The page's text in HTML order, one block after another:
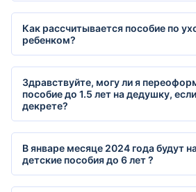
Как рассчитывается пособие по
ребенком?
Здравствуйте, могу ли я
пособие до 1.5 лет на дедушку,
декрете?
В январе месяце 2024 года будут
детские пособия до 6 лет ?